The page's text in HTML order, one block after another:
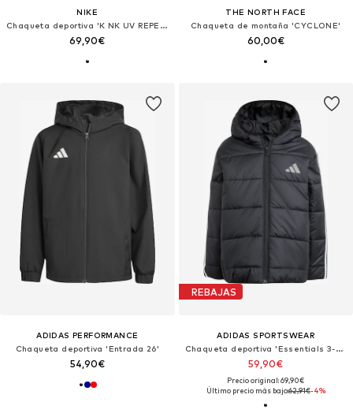
NIKE
Chaqueta deportiva 'K NK UV REPEL STRIDE JACKET'
69,90€
THE NORTH FACE
Chaqueta de montaña 'CYCLONE'
60,00€
ADIDAS PERFORMANCE
Chaqueta deportiva 'Entrada 26'
54,90€
REBAJAS
ADIDAS SPORTSWEAR
Chaqueta deportiva 'Essentials 3-Stripes Padded Jacket'
59,90€
Precio original: 69,90€
Último precio más bajo:62,91€-4%